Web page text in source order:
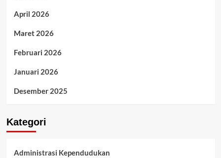
April 2026
Maret 2026
Februari 2026
Januari 2026
Desember 2025
Kategori
Administrasi Kependudukan